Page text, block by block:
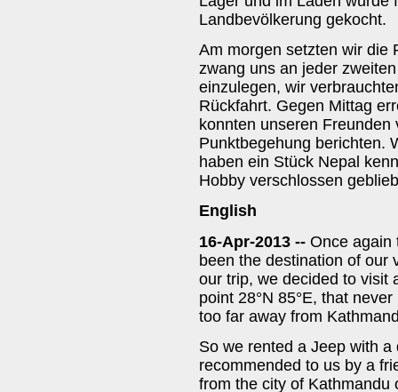
Landbevölkerung gekocht.
Am morgen setzten wir die
zwang uns an jeder
einzulegen, wir
Rückfahrt. Gegen Mittag
konnten unseren
Punktbegehung berichten.
haben ein Stück Nepal
Hobby verschlossen
English
16-Apr-2013 -- Once again
been the destination of our
our trip, we decided to visit
point 28°N 85°E, that
too far away from
So we rented a Jeep with
recommended to us by a
from the city of Kathmandu